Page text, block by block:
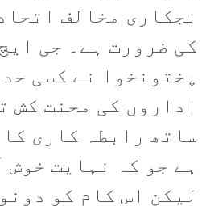
نجکاری مخالف
کی ضرورت ہے۔ جی
پختونخوا نے کسی
اداروں کی محنت کش
ساتھ رابطہ کاری
ہے جو کہ نہایت
لیکن اس کام کو